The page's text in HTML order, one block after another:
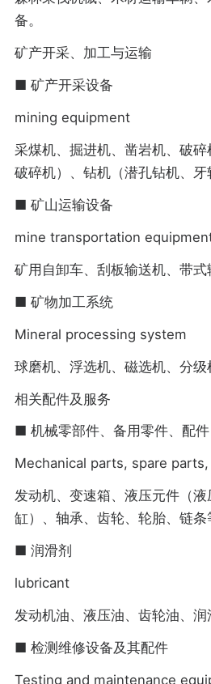
备。
矿产开采、加工与运输
■ 矿产开采设备
mining equipment
采煤机、掘进机、凿岩机、破
破碎机）、钻机（潜孔钻机、牙
■ 矿山运输设备
mine transportation
矿用自卸车、刮板输送机、带式
■ 矿物加工系统
Mineral processing system
球磨机、浮选机、磁选机、分级
相关配件及服务
■ 机械零部件、备用零件、配件
Mechanical parts, spare
发动机、变速箱、液压元件（
缸）、轴承、齿轮、轮胎、链条
■ 润滑剂
lubricant
发动机油、液压油、齿轮油、润
■ 检测维修设备及其配件
Testing and maintenance